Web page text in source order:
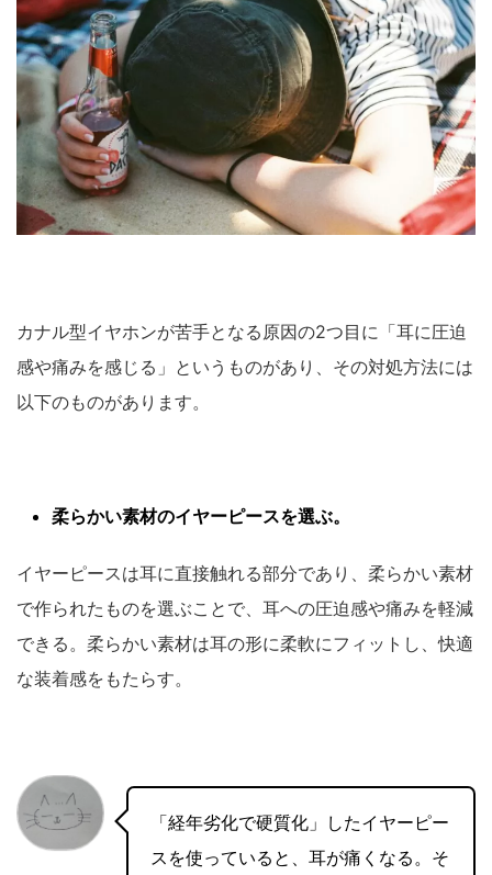
カナル型イヤホンが苦手となる原因の2つ目に「耳に圧迫
感や痛みを感じる」というものがあり、その対処方法には
以下のものがあります。
柔らかい素材のイヤーピースを選ぶ。
イヤーピースは耳に直接触れる部分であり、柔らかい素材
で作られたものを選ぶことで、耳への圧迫感や痛みを軽減
できる。柔らかい素材は耳の形に柔軟にフィットし、快適
な装着感をもたらす。
「経年劣化で硬質化」したイヤーピー
スを使っていると、耳が痛くなる。そ